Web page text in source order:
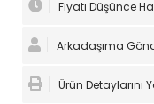
Fiyatı Düşünce
Arkadaşıma
Ürün Detaylarını